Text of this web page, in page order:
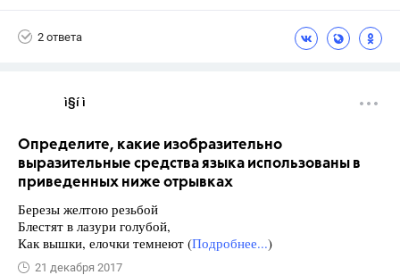
2 ответа
ì§í ì 
Определите, какие изобразительно
выразительные средства языка использованы в
приведенных ниже отрывках
Березы желтою резьбой
Блестят в лазури голубой,
Как вышки, елочки темнеют (Подробнее...)
21 декабря 2017